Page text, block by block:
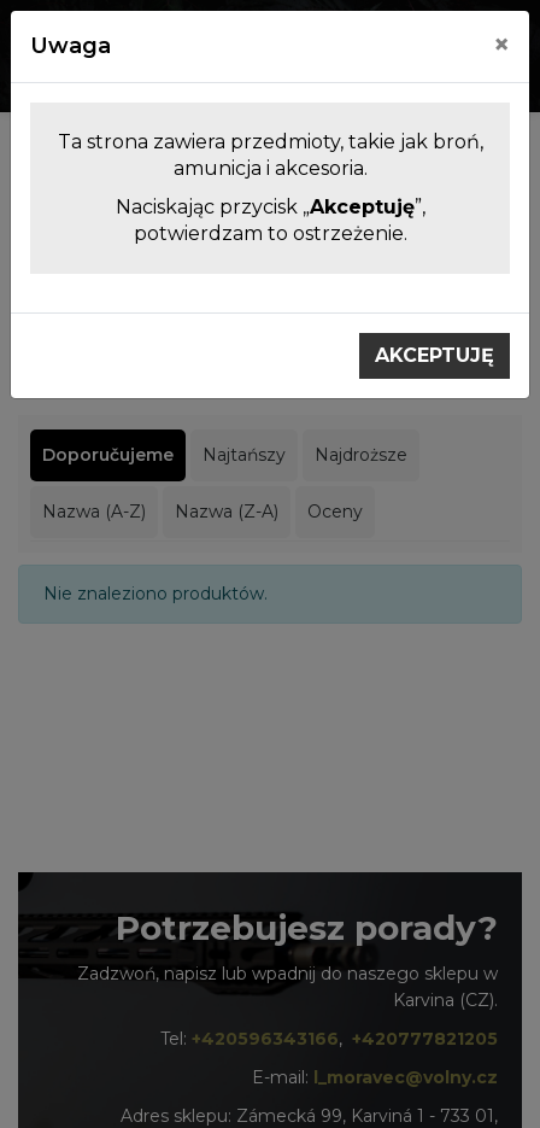
Filtrowanie produktów
Výrobci CAA Gear Up
Doporučujeme Najtańszy Najdroższe
Nazwa (A-Z) Nazwa (Z-A) Oceny
Nie znaleziono produktów.
Potrzebujesz porady?
Zadzwoń, napisz lub wpadnij do naszego sklepu w
Karvina (CZ).
Tel: +420596343166, +420777821205
E-mail: l_moravec@volny.cz
Adres sklepu: Zámecká 99, Karviná 1 - 733 01,
Uwaga ×
Ta strona zawiera przedmioty, takie jak broń,
amunicja i akcesoria.
Naciskając przycisk „Akceptuję”,
potwierdzam to ostrzeżenie.
AKCEPTUJĘ